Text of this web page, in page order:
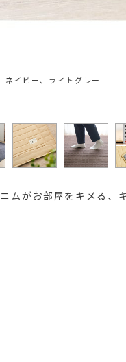
ネイビー、ライトグレー
ムがお部屋をキメる、